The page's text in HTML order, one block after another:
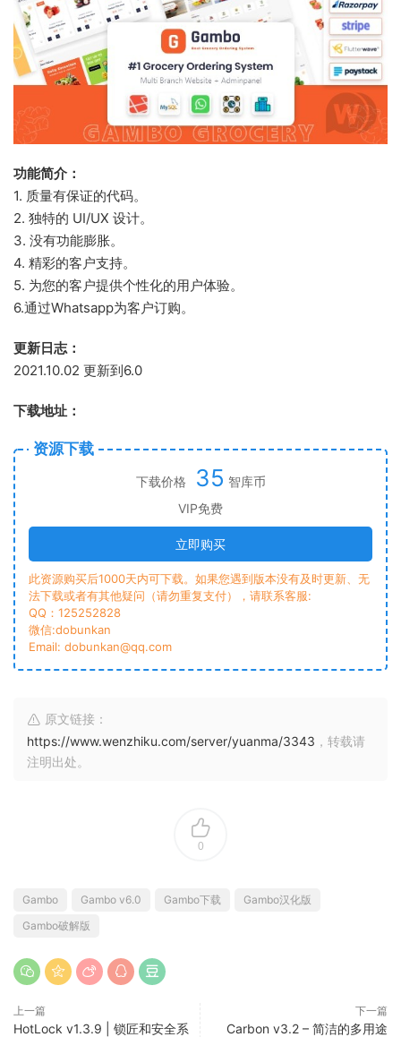
功能简介：
1. 质量有保证的代码。
2. 独特的 UI/UX 设计。
3. 没有功能膨胀。
4. 精彩的客户支持。
5. 为您的客户提供个性化的用户体验。
6.通过Whatsapp为客户订购。
更新日志：
2021.10.02 更新到6.0
下载地址：
资源下载
下载价格 35 智库币
VIP免费
立即购买
此资源购买后1000天内可下载。如果您遇到版本没有及时更新、无
法下载或者有其他疑问（请勿重复支付），请联系客服:
QQ：125252828
微信:dobunkan
Email: dobunkan@qq.com
原文链接：
https://www.wenzhiku.com/server/yuanma/3343 ，转载请
注明出处。
0
Gambo Gambo v6.0 Gambo下载
Gambo汉化版
Gambo破解版
上一篇
HotLock v1.3.9 | 锁匠和安全系
下一篇
Carbon v3.2 – 简洁的多用途